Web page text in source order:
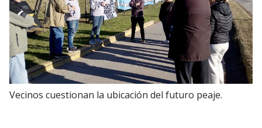
Vecinos cuestionan la ubicación del futuro peaje.